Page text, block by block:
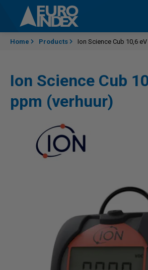
Skip to content
Home Products Ion Science Cub 10,6
Ion Science Cub
ppm (verhuur)